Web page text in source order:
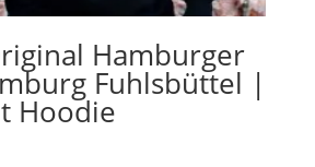
Hamburger
Fuhlsbüttel |
Hoodie